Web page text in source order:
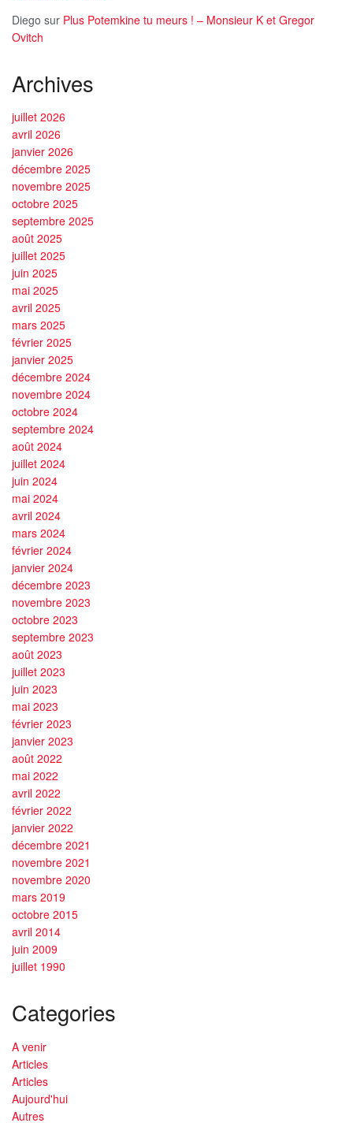
Diego sur Plus Potemkine tu meurs ! – Monsieur K et Gregor
Ovitch
Archives
juillet 2026
avril 2026
janvier 2026
décembre 2025
novembre 2025
octobre 2025
septembre 2025
août 2025
juillet 2025
juin 2025
mai 2025
avril 2025
mars 2025
février 2025
janvier 2025
décembre 2024
novembre 2024
octobre 2024
septembre 2024
août 2024
juillet 2024
juin 2024
mai 2024
avril 2024
mars 2024
février 2024
janvier 2024
décembre 2023
novembre 2023
octobre 2023
septembre 2023
août 2023
juillet 2023
juin 2023
mai 2023
février 2023
janvier 2023
août 2022
mai 2022
avril 2022
février 2022
janvier 2022
décembre 2021
novembre 2021
novembre 2020
mars 2019
octobre 2015
avril 2014
juin 2009
juillet 1990
Categories
A venir
Articles
Articles
Aujourd'hui
Autres